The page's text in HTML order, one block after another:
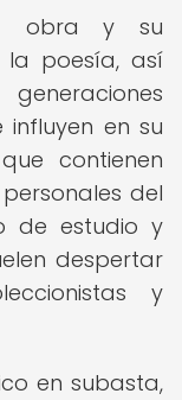
obra y su
la poesía, así
influyen en su
contienen
del
de estudio y
despertar
y
en subasta,